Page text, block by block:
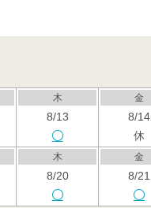
木
8/13
金
8/14
休
木
8/20
金
8/21